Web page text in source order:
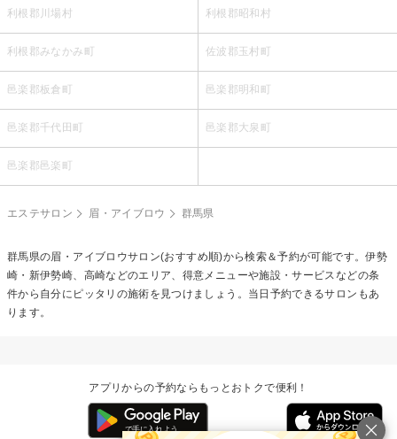
利根郡川場村 利根郡昭和村
利根郡みなかみ町 佐波郡玉村町
邑楽郡板倉町 邑楽郡明和町
邑楽郡千代田町 邑楽郡大泉町
邑楽郡邑楽町
エステサロン 眉・アイブロウ 群馬県
群馬県の眉・アイブロウサロン(おすすめ順)から検索＆予約が可能です。伊勢
崎・新伊勢崎、高崎などのエリア、得意メニューや施設・サービスなどの条
件から自分にピッタリの施術を見つけましょう。当日予約できるサロンもあ
ります。
アプリからの予約ならもっとおトクで便利！